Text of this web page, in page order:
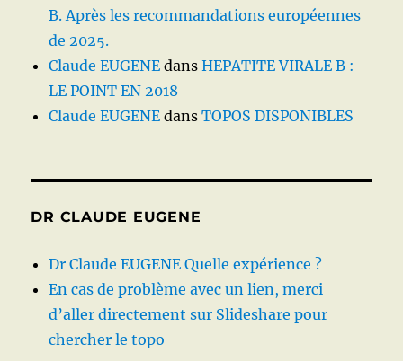
B. Après les recommandations européennes
de 2025.
Claude EUGENE dansHEPATITE VIRALE B :
LE POINT EN 2018
Claude EUGENE dansTOPOS DISPONIBLES
DR CLAUDE EUGENE
Dr Claude EUGENE Quelle expérience ?
En cas de problème avec un lien, merci
d’aller directement sur Slideshare pour
chercher le topo